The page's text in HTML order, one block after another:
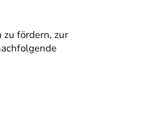
fördern, zur